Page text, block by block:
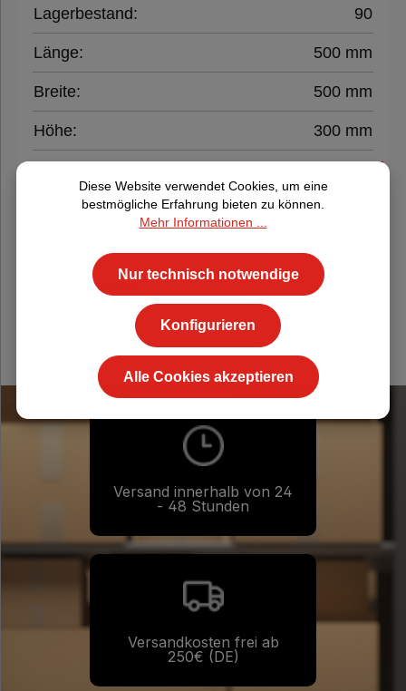
Lagerbestand: 90
Länge: 500 mm
Breite: 500 mm
Höhe: 300 mm
FEFCO FEFCO 0201
Artikelzustand
Palettengröße
Versand innerhalb von 24
- 48 Stunden
Versandkosten frei ab
250€ (DE)
Diese Website verwendet Cookies, um eine
bestmögliche Erfahrung bieten zu können.
Mehr Informationen ...
Nur technisch notwendige
Konfigurieren
Alle Cookies akzeptieren